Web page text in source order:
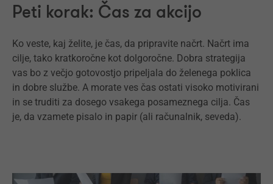
Peti korak: Čas za akcijo
Ko veste, kaj želite, je čas, da pripravite načrt. Načrt ima
cilje, tako kratkoročne kot dolgoročne. Dobra strategija
vas bo z večjo gotovostjo pripeljala do želenega poklica
in dobre službe. A morate ves čas ostati visoko motivirani
in se truditi za dosego vsakega posameznega cilja. Čas
je, da vzamete pisalo in papir (ali računalnik, seveda).